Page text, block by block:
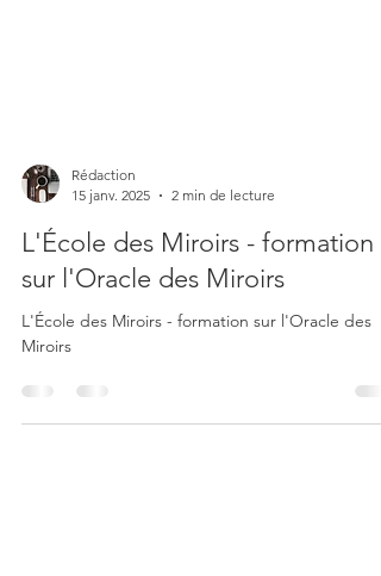
15 janv. 2025
2 min de lecture
L'École des Miroirs - formation
sur l'Oracle des Miroirs
Miroirs